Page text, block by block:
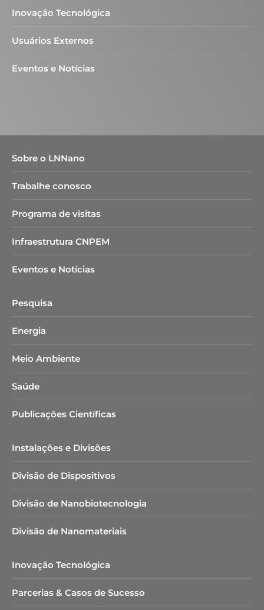
Inovação Tecnológica
Usuários Externos
Eventos e Notícias
Sobre o LNNano
Trabalhe conosco
Programa de visitas
Infraestrutura CNPEM
Eventos e Notícias
Pesquisa
Energia
Meio Ambiente
Saúde
Publicações Científicas
Instalações e Divisões
Divisão de Dispositivos
Divisão de Nanobiotecnologia​
Divisão de Nanomateriais
Inovação Tecnológica
Parcerias & Casos de Sucesso